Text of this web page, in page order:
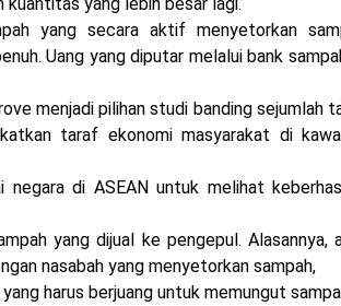
yang secara aktif menyetorkan
Uang yang diputar melalui bank
menjadi pilihan studi banding sejumlah
taraf ekonomi masyarakat di
di ASEAN untuk melihat
yang dijual ke pengepul. Alasannya,
nasabah yang menyetorkan sampah,
harus berjuang untuk memungut